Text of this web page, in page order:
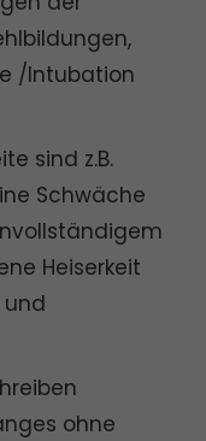
/Intubation
sind z.B.
Schwäche
Heiserkeit
ohne